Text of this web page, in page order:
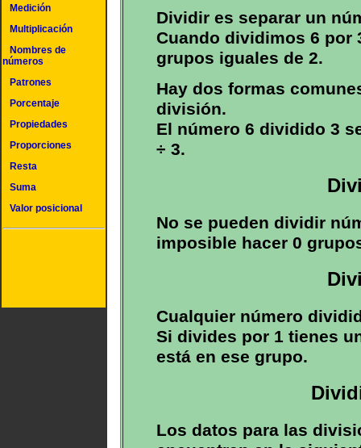
Medición
Multiplicación
Nombres de
números
Patrones
Porcentaje
Propiedades
Proporciones
Resta
Suma
Valor posicional
Dividir es separar un
Cuando dividimos 6 por
grupos iguales de 2.
Hay dos formas
división.
El número 6 dividido 3
÷ 3.
No se pueden dividir
imposible hacer 0
Cualquier número
Si divides por 1 tienes
está en ese grupo.
Los datos para las